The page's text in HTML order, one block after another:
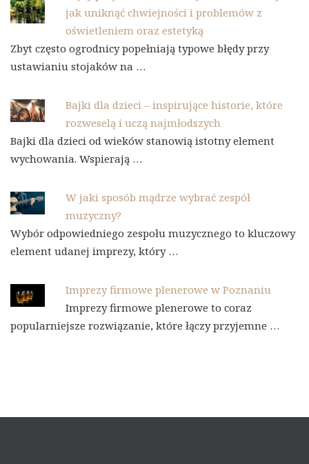
jak uniknąć chwiejności i problemów z
oświetleniem oraz estetyką
Zbyt często ogrodnicy popełniają typowe błędy przy
ustawianiu stojaków na …
Bajki dla dzieci – inspirujące historie, które
rozweselą i uczą najmłodszych
Bajki dla dzieci od wieków stanowią istotny element
wychowania. Wspierają …
W jaki sposób mądrze wybrać zespół
muzyczny?
Wybór odpowiedniego zespołu muzycznego to kluczowy
element udanej imprezy, który …
Imprezy firmowe plenerowe w Poznaniu
Imprezy firmowe plenerowe to coraz
popularniejsze rozwiązanie, które łączy przyjemne …